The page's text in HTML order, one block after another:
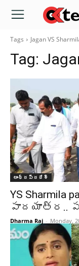
Tags Jagan VS
Tag:
ఆంధ్రప్రదేశ్‌
YS Sharmila
పాదయాత్ర..
Dharma Raj - Monday,